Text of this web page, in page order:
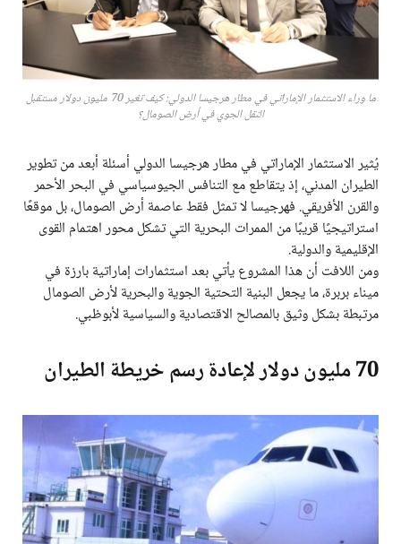
ما وراء الاستثمار الإماراتي في مطار هرجيسا الدولي: كيف تغير 70 مليون دولار مستقبل
النقل الجوي في أرض الصومال؟
يُثير الاستثمار الإماراتي في مطار هرجيسا الدولي أسئلة أبعد من تطوير
الطيران المدني، إذ يتقاطع مع التنافس الجيوسياسي في البحر الأحمر
والقرن الأفريقي. فهرجيسا لا تمثل فقط عاصمة أرض الصومال، بل موقعًا
استراتيجيًا قريبًا من الممرات البحرية التي تشكل محور اهتمام القوى
الإقليمية والدولية.
ومن اللافت أن هذا المشروع يأتي بعد استثمارات إماراتية بارزة في
ميناء بربرة، ما يجعل البنية التحتية الجوية والبحرية لأرض الصومال
مرتبطة بشكل وثيق بالمصالح الاقتصادية والسياسية لأبوظبي.
70 مليون دولار لإعادة رسم خريطة الطيران